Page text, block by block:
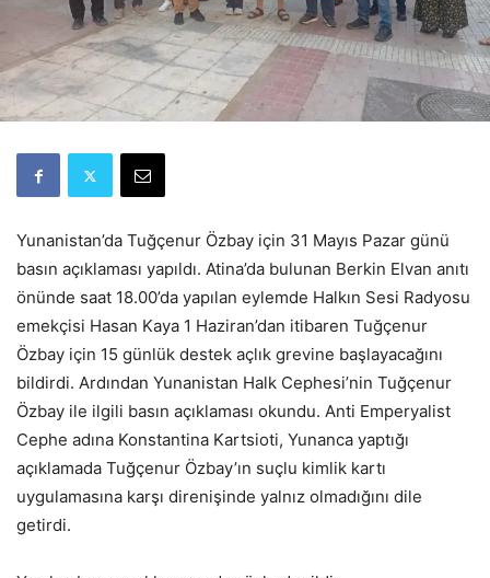
Yunanistan’da Tuğçenur Özbay için 31 Mayıs Pazar günü
basın açıklaması yapıldı. Atina’da bulunan Berkin Elvan anıtı
önünde saat 18.00’da yapılan eylemde Halkın Sesi Radyosu
emekçisi Hasan Kaya 1 Haziran’dan itibaren Tuğçenur
Özbay için 15 günlük destek açlık grevine başlayacağını
bildirdi. Ardından Yunanistan Halk Cephesi’nin Tuğçenur
Özbay ile ilgili basın açıklaması okundu. Anti Emperyalist
Cephe adına Konstantina Kartsioti, Yunanca yaptığı
açıklamada Tuğçenur Özbay’ın suçlu kimlik kartı
uygulamasına karşı direnişinde yalnız olmadığını dile
getirdi.